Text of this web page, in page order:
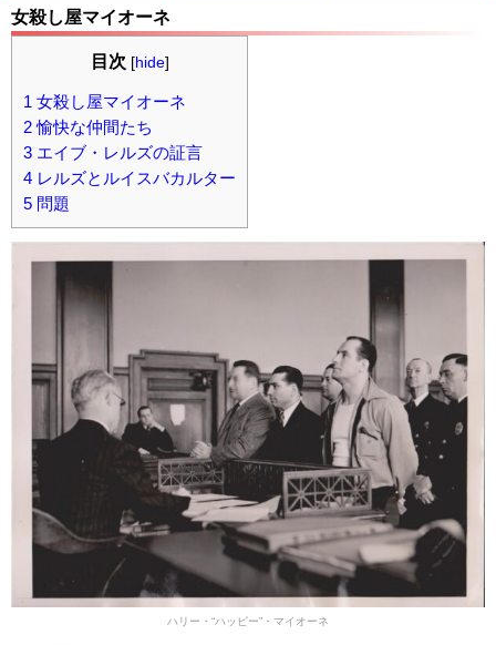
当店の紹介
お問い合わせ
女殺し屋マイオーネ
目次 [hide]
1 女殺し屋マイオーネ
2愉快な仲間たち
3 エイブ・レルズの証言
4 レルズとルイスバカルター
5 問題
ハリー・“ハッピー”・マイオーネ